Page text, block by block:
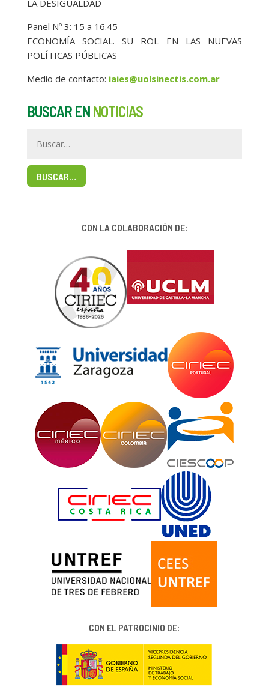
LA DESIGUALDAD
Panel Nº 3: 15 a 16.45
ECONOMÍA SOCIAL. SU ROL EN LAS NUEVAS
POLÍTICAS PÚBLICAS
Medio de contacto: iaies@uolsinectis.com.ar
BUSCAR EN NOTICIAS
BUSCAR…
CON LA COLABORACIÓN DE:
CON EL PATROCINIO DE: